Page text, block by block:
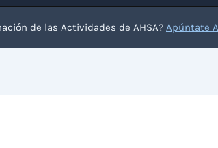
de las Actividades de AHSA? Apúntate